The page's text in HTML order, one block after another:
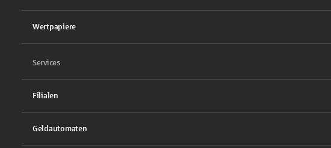
Wertpapiere
Services
Filialen
Geldautomaten